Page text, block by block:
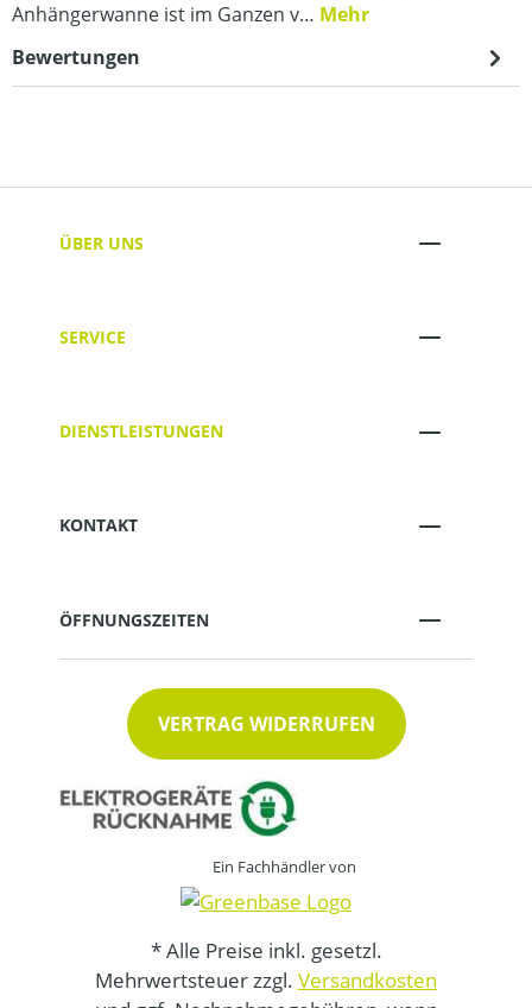
Anhängerwanne ist im Ganzen v… Mehr
Bewertungen
ÜBER UNS
SERVICE
DIENSTLEISTUNGEN
KONTAKT
ÖFFNUNGSZEITEN
VERTRAG WIDERRUFEN
Ein Fachhändler von
* Alle Preise inkl. gesetzl.
Mehrwertsteuer zzgl. Versandkosten